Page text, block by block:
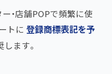
ー・店舗POPで頻繁に使
トに 登録商標表記を予
ます。